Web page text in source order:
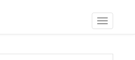
Toggle